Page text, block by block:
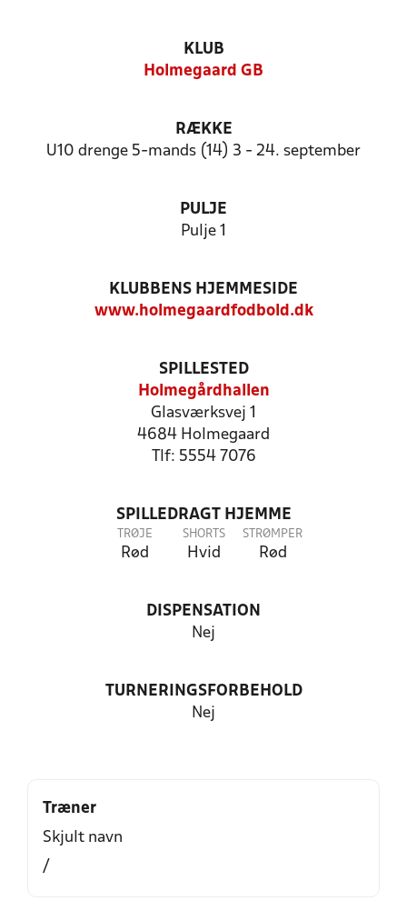
KLUB
Holmegaard GB
RÆKKE
U10 drenge 5-mands (14) 3 - 24. september
PULJE
Pulje 1
KLUBBENS HJEMMESIDE
www.holmegaardfodbold.dk
SPILLESTED
Holmegårdhallen
Glasværksvej 1
4684 Holmegaard
Tlf: 5554 7076
SPILLEDRAGT HJEMME
TRØJE
Rød
SHORTS
Hvid
STRØMPER
Rød
DISPENSATION
Nej
TURNERINGSFORBEHOLD
Nej
Træner
Skjult navn
/